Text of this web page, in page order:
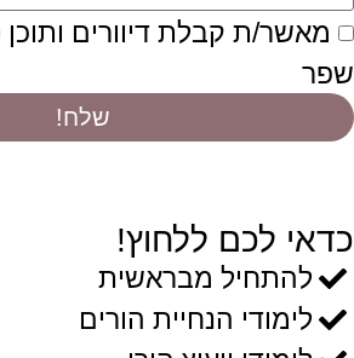
מאשר/ת קבלת דיוורים
שפר
שלח!
כדאי לכם ללחוץ!
להתחיל מבראשית
לימודי הנחיית הורים